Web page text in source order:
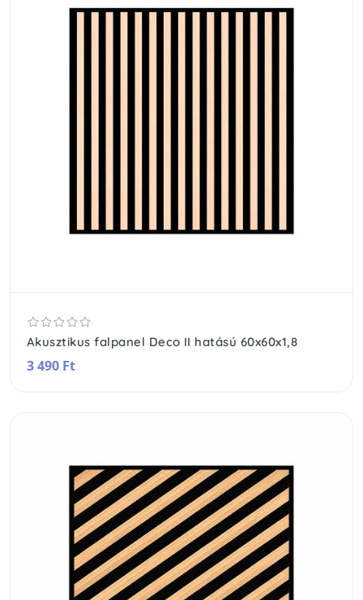
Akusztikus falpanel Deco II hatású 60x60x1,8
3 490 Ft